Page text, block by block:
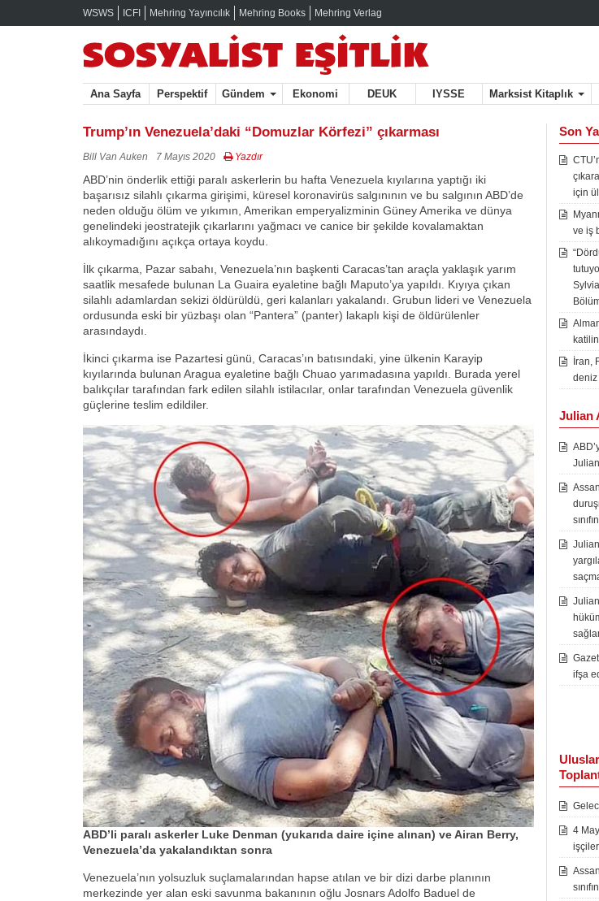
WSWS ICFI Mehring Yayıncılık Mehring Books Mehring Verlag
Ana Sayfa Perspektif Gündem Ekonomi DEUK IYSSE Marksist Kitaplık
Trump’ın Venezuela’daki “Domuzlar Körfezi” çıkarması
Bill Van Auken 7 Mayıs 2020 Yazdır
ABD’nin önderlik ettiği paralı askerlerin bu hafta Venezuela kıyılarına yaptığı iki
başarısız silahlı çıkarma girişimi, küresel koronavirüs salgınının ve bu salgının ABD’de
neden olduğu ölüm ve yıkımın, Amerikan emperyalizminin Güney Amerika ve dünya
genelindeki jeostratejik çıkarlarını yağmacı ve canice bir şekilde kovalamaktan
alıkoymadığını açıkça ortaya koydu.
İlk çıkarma, Pazar sabahı, Venezuela’nın başkenti Caracas’tan araçla yaklaşık yarım
saatlik mesafede bulunan La Guaira eyaletine bağlı Maputo’ya yapıldı. Kıyıya çıkan
silahlı adamlardan sekizi öldürüldü, geri kalanları yakalandı. Grubun lideri ve Venezuela
ordusunda eski bir yüzbaşı olan “Pantera” (panter) lakaplı kişi de öldürülenler
arasındaydı.
İkinci çıkarma ise Pazartesi günü, Caracas’ın batısındaki, yine ülkenin Karayip
kıyılarında bulunan Aragua eyaletine bağlı Chuao yarımadasına yapıldı. Burada yerel
balıkçılar tarafından fark edilen silahlı istilacılar, onlar tarafından Venezuela güvenlik
güçlerine teslim edildiler.
ABD’li paralı askerler Luke Denman (yukarıda daire içine alınan) ve Airan Berry,
Venezuela’da yakalandıktan sonra
Venezuela’nın yolsuzluk suçlamalarından hapse atılan ve bir dizi darbe planının
merkezinde yer alan eski savunma bakanının oğlu Josnars Adolfo Baduel de
Son
için
ve iş
İran,
deniz
Julian
ifşa
4